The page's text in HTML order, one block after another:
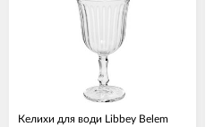
Келихи для води Libbey Belem